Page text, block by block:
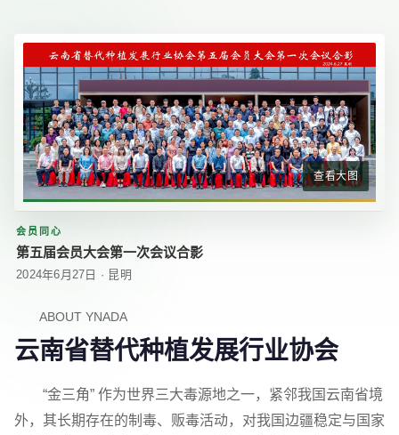
查看大图
会员同心
第五届会员大会第一次会议合影
2024年6月27日 · 昆明
ABOUT YNADA
云南省替代种植发展行业协会
“金三角” 作为世界三大毒源地之一，紧邻我国云南省境
外，其长期存在的制毒、贩毒活动，对我国边疆稳定与国家